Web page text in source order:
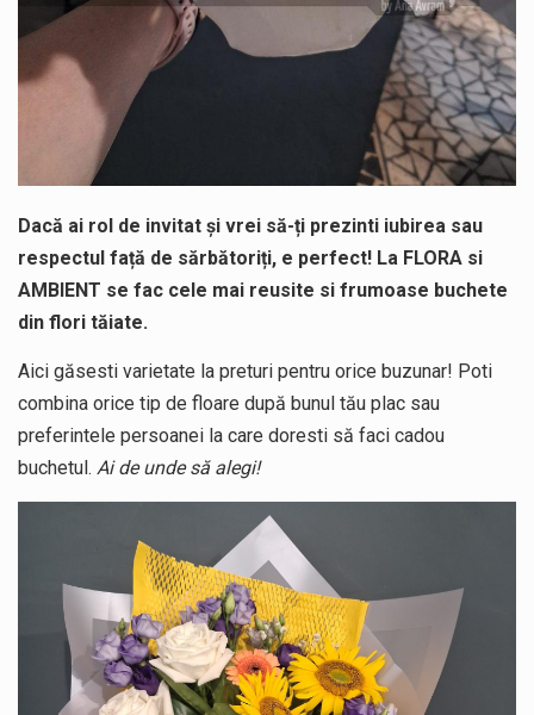
Dacă ai rol de invitat și vrei să-ți prezinti iubirea sau
respectul față de sărbătoriți, e perfect! La FLORA si
AMBIENT se fac cele mai reusite si frumoase buchete
din flori tăiate.
Aici găsesti varietate la preturi pentru orice buzunar! Poti
combina orice tip de floare după bunul tău plac sau
preferintele persoanei la care doresti să faci cadou
buchetul. Ai de unde să alegi!